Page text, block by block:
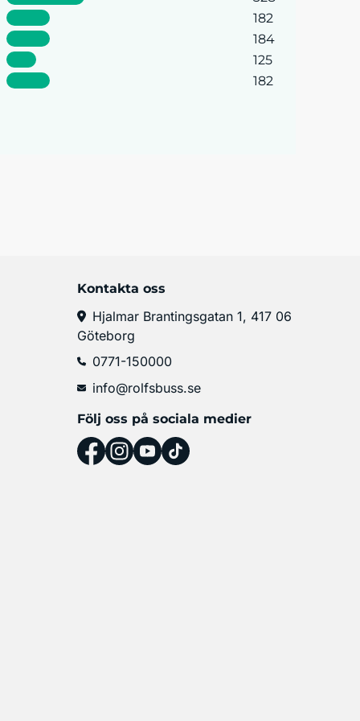
182
184
125
182
Kontakta oss
Hjalmar Brantingsgatan 1, 417 06
Göteborg
0771-150000
info@rolfsbuss.se
Följ oss på sociala medier